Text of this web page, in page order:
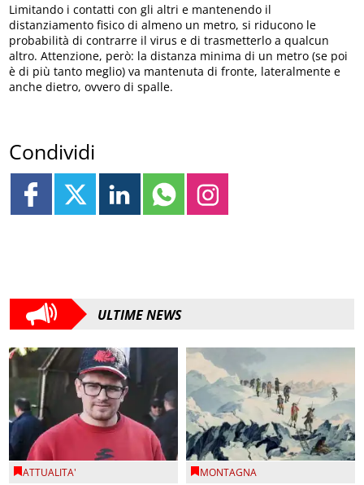
Limitando i contatti con gli altri e mantenendo il
distanziamento fisico di almeno un metro, si riducono le
probabilità di contrarre il virus e di trasmetterlo a qualcun
altro. Attenzione, però: la distanza minima di un metro (se poi
è di più tanto meglio) va mantenuta di fronte, lateralmente e
anche dietro, ovvero di spalle.
Condividi
ULTIME NEWS
ATTUALITA' MONTAGNA